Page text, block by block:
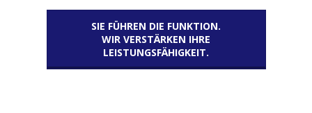
SIE FÜHREN DIE FUNKTION.
WIR VERSTÄRKEN IHRE
LEISTUNGSFÄHIGKEIT.